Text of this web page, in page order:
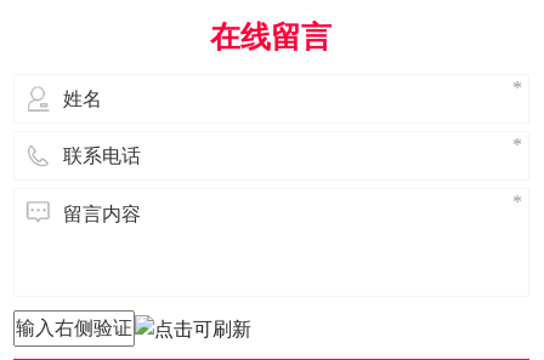
用场景、技术指标及长期维护成本综合考
量。作为深耕行业多年的广东立品地板科
在线留言